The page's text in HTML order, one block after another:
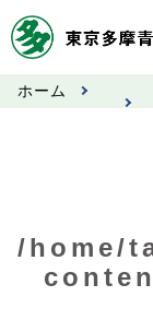
お知らせ
市況情報
ホーム
/home/